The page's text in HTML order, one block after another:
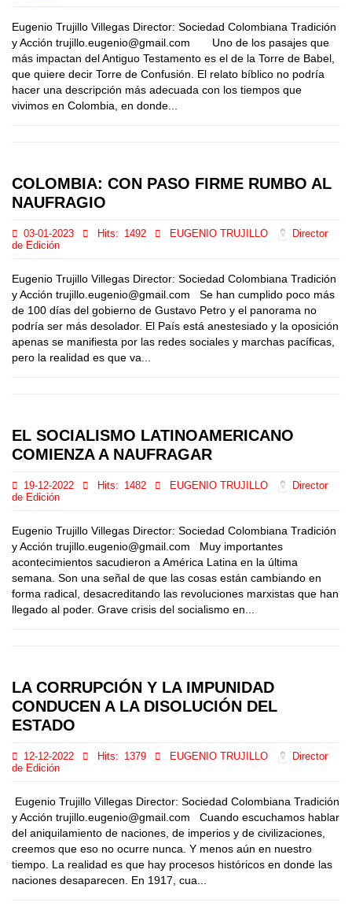
Eugenio Trujillo Villegas Director: Sociedad Colombiana Tradición
y Acción trujillo.eugenio@gmail.com Uno de los pasajes que
más impactan del Antiguo Testamento es el de la Torre de Babel,
que quiere decir Torre de Confusión. El relato bíblico no podría
hacer una descripción más adecuada con los tiempos que
vivimos en Colombia, en donde...
COLOMBIA: CON PASO FIRME RUMBO AL
NAUFRAGIO
03-01-2023 Hits: 1492 EUGENIO TRUJILLO
Director
de Edición
Eugenio Trujillo Villegas Director: Sociedad Colombiana Tradición
y Acción trujillo.eugenio@gmail.com Se han cumplido poco más
de 100 días del gobierno de Gustavo Petro y el panorama no
podría ser más desolador. El País está anestesiado y la oposición
apenas se manifiesta por las redes sociales y marchas pacíficas,
pero la realidad es que va...
EL SOCIALISMO LATINOAMERICANO
COMIENZA A NAUFRAGAR
19-12-2022 Hits: 1482 EUGENIO TRUJILLO
Director
de Edición
Eugenio Trujillo Villegas Director: Sociedad Colombiana Tradición
y Acción trujillo.eugenio@gmail.com Muy importantes
acontecimientos sacudieron a América Latina en la última
semana. Son una señal de que las cosas están cambiando en
forma radical, desacreditando las revoluciones marxistas que han
llegado al poder. Grave crisis del socialismo en...
LA CORRUPCIÓN Y LA IMPUNIDAD
CONDUCEN A LA DISOLUCIÓN DEL
ESTADO
12-12-2022 Hits: 1379 EUGENIO TRUJILLO
Director
de Edición
Eugenio Trujillo Villegas Director: Sociedad Colombiana Tradición
y Acción trujillo.eugenio@gmail.com Cuando escuchamos hablar
del aniquilamiento de naciones, de imperios y de civilizaciones,
creemos que eso no ocurre nunca. Y menos aún en nuestro
tiempo. La realidad es que hay procesos históricos en donde las
naciones desaparecen. En 1917, cua...